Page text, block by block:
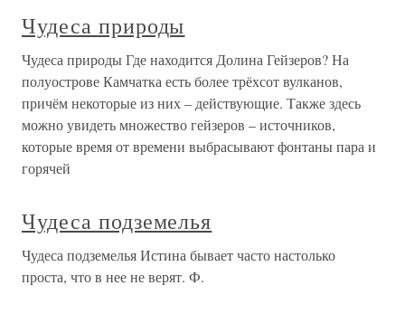
Чудеса природы
Чудеса природы Где находится Долина Гейзеров? На
полуострове Камчатка есть более трёхсот вулканов,
причём некоторые из них – действующие. Также здесь
можно увидеть множество гейзеров – источников,
которые время от времени выбрасывают фонтаны пара и
горячей
Чудеса подземелья
Чудеса подземелья Истина бывает часто настолько
проста, что в нее не верят. Ф.